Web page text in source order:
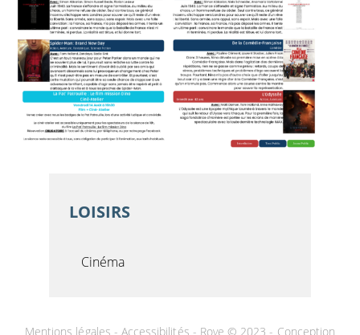
LOISIRS
Cinéma
Mentions légales - Accessibilités - Roye © 2023 - Conception